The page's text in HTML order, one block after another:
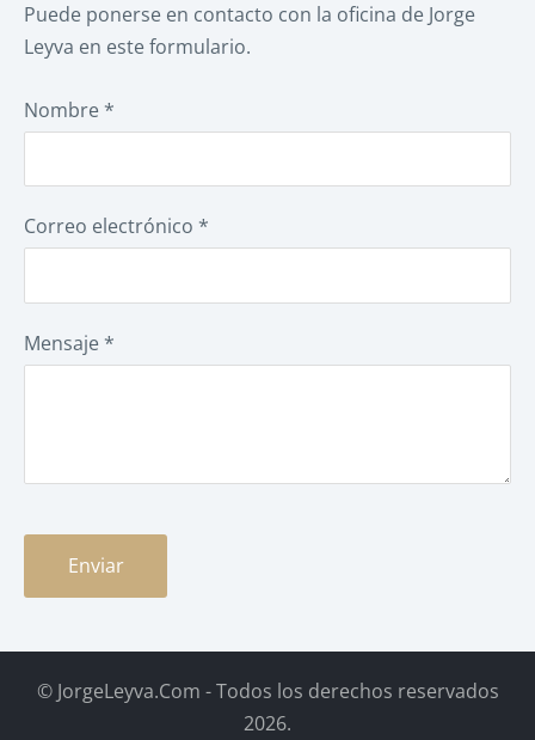
Puede ponerse en contacto con la oficina de Jorge
Leyva en este formulario.
Nombre *
Correo electrónico *
Mensaje *
© JorgeLeyva.Com - Todos los derechos reservados
2026.